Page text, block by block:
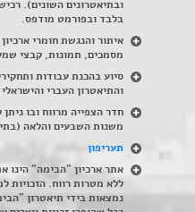
ובתיאטרונים השונים).
בלבד ובפורמט מודפס.
איתור והנגשת חומרי ארכיון
מסמכים, תמונות, קבצי
סיוע בהכנת עבודות
והתיאטרון העברי
משנות השבעים והלאה
תעריפון
אתר ארכיון "הבימה" הינו
ללא מטרות רווח. הזכויות
נמצאות בידי תיאטרון